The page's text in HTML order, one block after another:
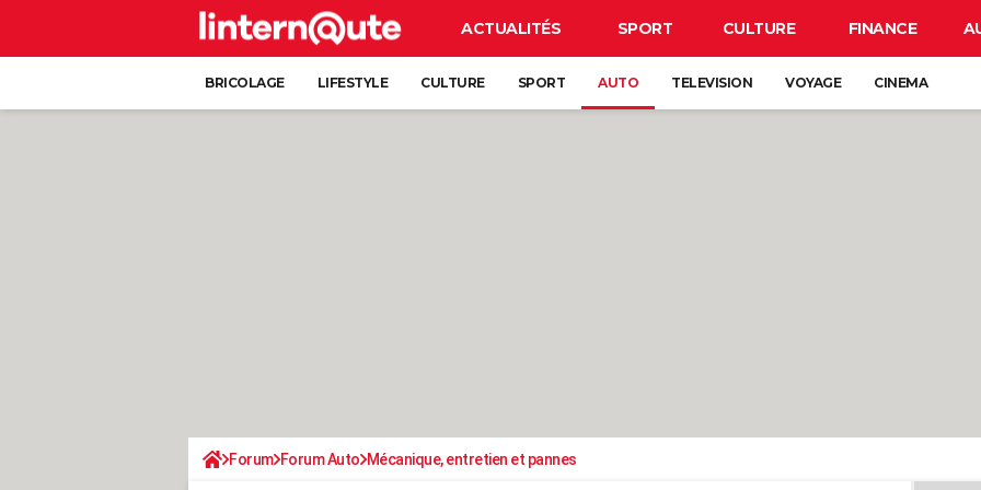
ACTUALITÉS SPORT CULTURE FINANCE
BRICOLAGE LIFESTYLE CULTURE SPORT AUTO TELEVISION VOYAGE CINEMA
Forum Forum Auto Mécanique, entretien et pannes